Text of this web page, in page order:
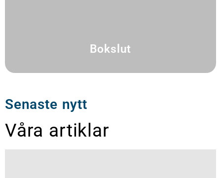
Bokslut
Senaste nytt
Våra artiklar